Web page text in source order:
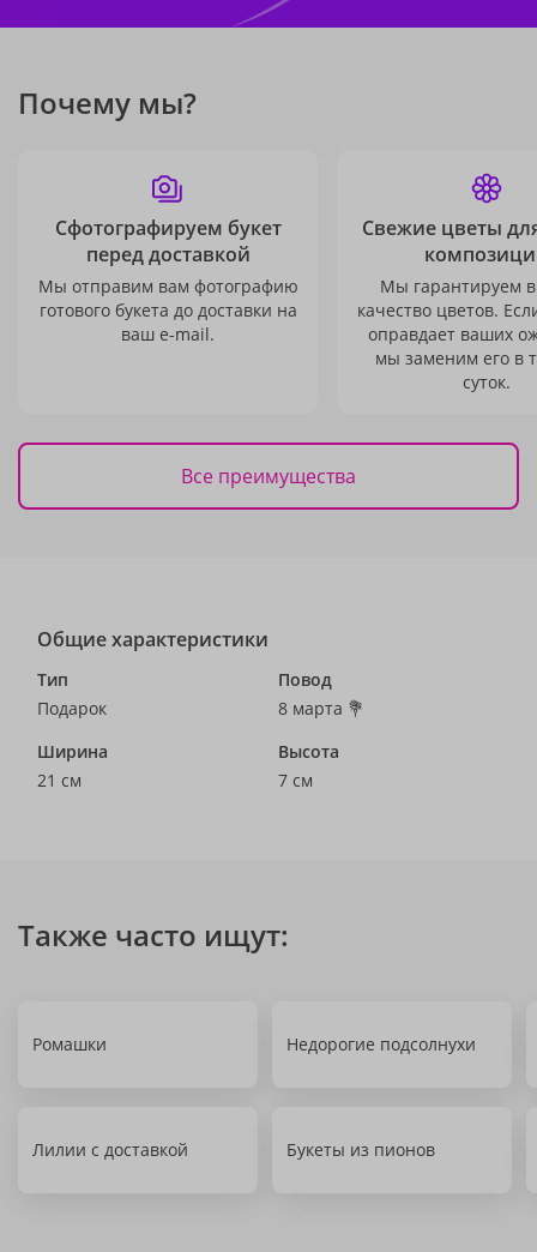
Почему мы?
Сфотографируем букет
перед доставкой
Мы отправим вам фотографию
готового букета до доставки на
ваш e-mail.
Свежие цветы
Мы гарантируем
качество цветов.
оправдает ваших
мы заменим его в
суток.
Все преимущества
Общие характеристики
Тип
Подарок
Повод
8 марта 💐
Ширина
21 см
Высота
7 см
Также часто ищут:
Ромашки Недорогие подсолнухи
Лилии с доставкой Букеты из пионов